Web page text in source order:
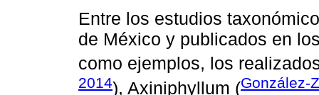
Entre los estudios
de México y publicados en
como ejemplos, los
2014), Axiniphyllum (González-